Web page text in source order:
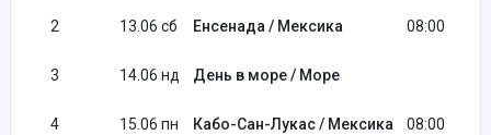
2 13.06 сб Енсенада / Мексика 08:00
3 14.06 нд День в море / Море
4 15.06 пн Кабо-Сан-Лукас / Мексика 08:00